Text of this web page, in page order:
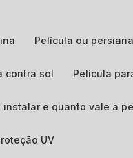
Película ou
contra sol Película
instalar e quanto vale a
UV